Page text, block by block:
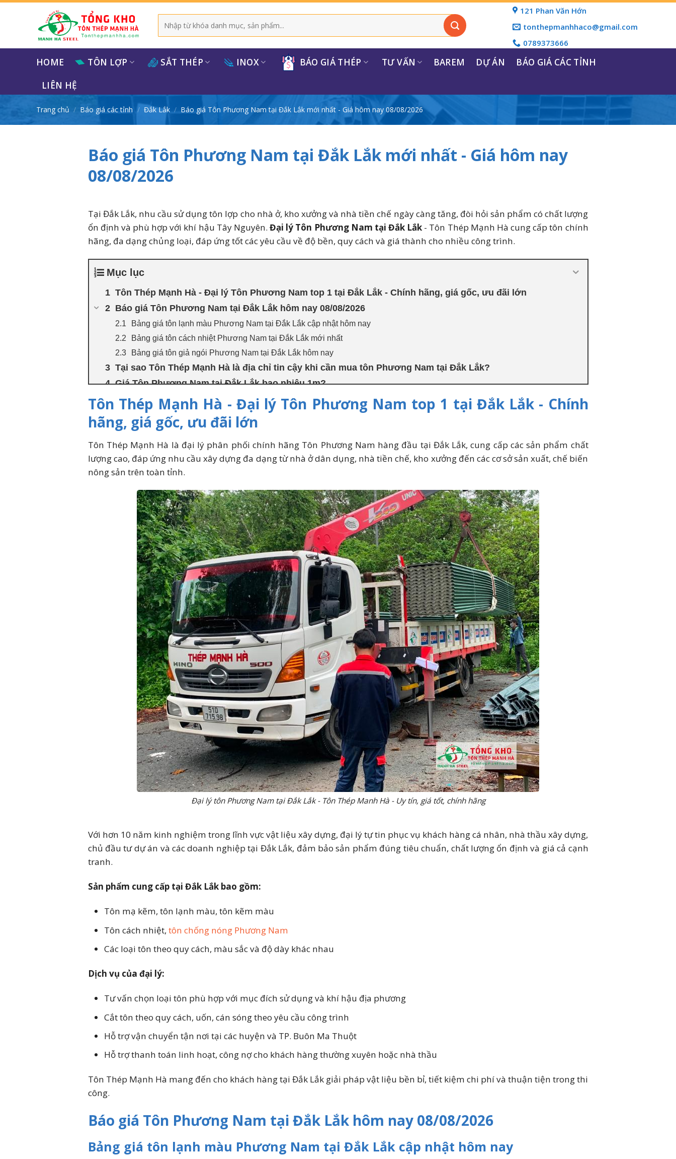
dung
kiếm:
121 Phan Văn Hớn
tonthepmanhhaco@gmail.com
0789373666
HOME TÔN LỢP SẮT THÉP INOX BÁO GIÁ THÉP TƯ VẤN BAREM DỰ ÁN
BÁO GIÁ CÁC TỈNH
LIÊN HỆ
Trang chủ / Báo giá các tỉnh / Đắk Lắk / Báo giá Tôn Phương Nam tại Đắk Lắk mới nhất - Giá hôm nay 08/08/2026
Báo giá Tôn Phương Nam tại Đắk Lắk mới nhất - Giá hôm nay
08/08/2026
Tại Đắk Lắk, nhu cầu sử dụng tôn lợp cho nhà ở, kho xưởng và nhà tiền chế ngày càng tăng, đòi hỏi sản phẩm có chất lượng
ổn định và phù hợp với khí hậu Tây Nguyên.Đại lý Tôn Phương Nam tại Đắk Lắk - Tôn Thép Mạnh Hà cung cấp tôn chính
hãng, đa dạng chủng loại, đáp ứng tốt các yêu cầu về độ bền, quy cách và giá thành cho nhiều công trình.
Mục lục
Tôn Thép Mạnh Hà - Đại lý Tôn Phương Nam top 1 tại Đắk Lắk - Chính hãng, giá gốc, ưu đãi lớn
Báo giá Tôn Phương Nam tại Đắk Lắk hôm nay 08/08/2026
Bảng giá tôn lạnh màu Phương Nam tại Đắk Lắk cập nhật hôm nay
Bảng giá tôn cách nhiệt Phương Nam tại Đắk Lắk mới nhất
Bảng giá tôn giả ngói Phương Nam tại Đắk Lắk hôm nay
Tại sao Tôn Thép Mạnh Hà là địa chỉ tin cậy khi cần mua tôn Phương Nam tại Đắk Lắk?
Giá Tôn Phương Nam tại Đắk Lắk bao nhiêu 1m?
Nhu cầu tiêu thụ Tôn Phương Nam tại Đắk Lắk
Câu hỏi thường gặp (FAQ) khi mua Tôn Phương Nam tại Đắk Lắk
Liên hệ nhận báo giá Tôn Phương Nam tại Đắk Lắk - Nhận ưu đãi 3 - 7%
Tôn Thép Mạnh Hà - Đại lý Tôn Phương Nam top 1 tại Đắk Lắk - Chính
hãng, giá gốc, ưu đãi lớn
Tôn Thép Mạnh Hà là đại lý phân phối chính hãng Tôn Phương Nam hàng đầu tại Đắk Lắk, cung cấp các sản phẩm chất
lượng cao, đáp ứng nhu cầu xây dựng đa dạng từ nhà ở dân dụng, nhà tiền chế, kho xưởng đến các cơ sở sản xuất, chế biến
nông sản trên toàn tỉnh.
Đại lý tôn Phương Nam tại Đắk Lắk - Tôn Thép Manh Hà - Uy tín, giá tốt, chính hãng
Với hơn 10 năm kinh nghiệm trong lĩnh vực vật liệu xây dựng, đại lý tự tin phục vụ khách hàng cá nhân, nhà thầu xây dựng,
chủ đầu tư dự án và các doanh nghiệp tại Đắk Lắk, đảm bảo sản phẩm đúng tiêu chuẩn, chất lượng ổn định và giá cả cạnh
tranh.
Sản phẩm cung cấp tại Đắk Lắk bao gồm:
Tôn mạ kẽm, tôn lạnh màu, tôn kẽm màu
Tôn cách nhiệt, tôn chống nóng Phương Nam
Các loại tôn theo quy cách, màu sắc và độ dày khác nhau
Dịch vụ của đại lý:
Tư vấn chọn loại tôn phù hợp với mục đích sử dụng và khí hậu địa phương
Cắt tôn theo quy cách, uốn, cán sóng theo yêu cầu công trình
Hỗ trợ vận chuyển tận nơi tại các huyện và TP. Buôn Ma Thuột
Hỗ trợ thanh toán linh hoạt, công nợ cho khách hàng thường xuyên hoặc nhà thầu
Tôn Thép Mạnh Hà mang đến cho khách hàng tại Đắk Lắk giải pháp vật liệu bền bỉ, tiết kiệm chi phí và thuận tiện trong thi
công.
Báo giá Tôn Phương Nam tại Đắk Lắk hôm nay 08/08/2026
Bảng giá tôn lạnh màu Phương Nam tại Đắk Lắk cập nhật hôm nay